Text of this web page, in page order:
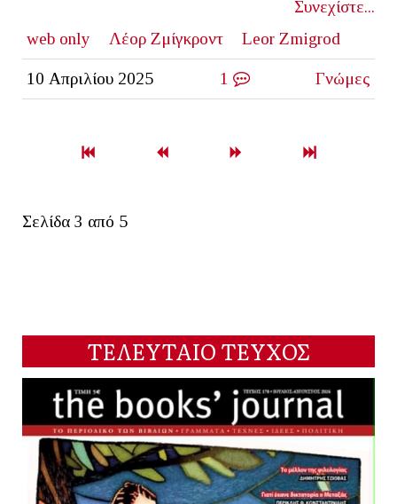
Συνεχίστε...
web only
Λέορ Ζμίγκροντ Leor Zmigrod
10 Απριλίου 2025 1 Γνώμες
Σελίδα 3 από 5
ΤΕΛΕΥΤΑΙΟ ΤΕΥΧΟΣ